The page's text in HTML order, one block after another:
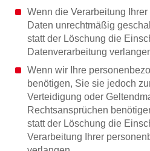
Wenn die Verarbeitung
Daten unrechtmäßig
statt der Löschung die
Datenverarbeitung
Wenn wir Ihre
benötigen, Sie sie jedoch
Verteidigung oder
Rechtsansprüchen
statt der Löschung die
Verarbeitung Ihrer